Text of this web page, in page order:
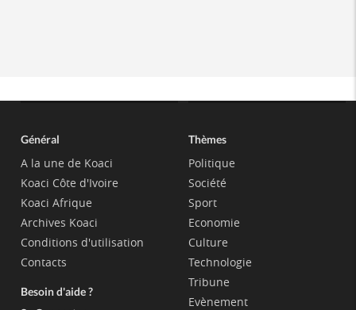
Général
A la une de Koaci
Koaci Côte d'Ivoire
Koaci Afrique
Archives Koaci
Conditions d'utilisation
Contacts
Besoin d'aide ?
Thèmes
Politique
Société
Sport
Economie
Culture
Technologie
Tribune
Evènement